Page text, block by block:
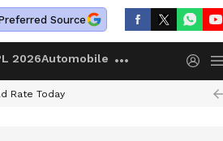
Source
2026Automobile
Rate Today